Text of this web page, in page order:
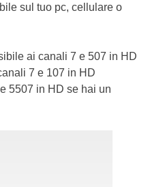
sul tuo pc, cellulare o
ai canali 7 e 507 in HD
7 e 107 in HD
5507 in HD se hai un